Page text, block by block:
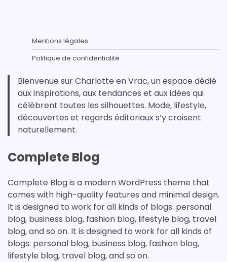
Mentions légales
Politique de confidentialité
Bienvenue sur Charlotte en Vrac, un espace dédié
aux inspirations, aux tendances et aux idées qui
célèbrent toutes les silhouettes. Mode, lifestyle,
découvertes et regards éditoriaux s’y croisent
naturellement.
Complete Blog
Complete Blog is a modern WordPress theme that
comes with high-quality features and minimal design.
It is designed to work for all kinds of blogs: personal
blog, business blog, fashion blog, lifestyle blog, travel
blog, and so on. It is designed to work for all kinds of
blogs: personal blog, business blog, fashion blog,
lifestyle blog, travel blog, and so on.